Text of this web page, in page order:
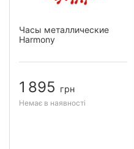
Часы металлические
Harmony
1 895 грн
Немає в наявності